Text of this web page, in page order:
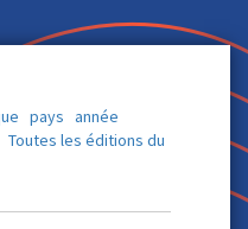
pays année
Toutes les éditions du